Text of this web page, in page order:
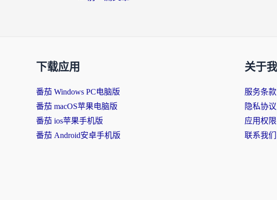
下载应用
番茄 Windows PC电脑版
番茄 macOS苹果电脑版
番茄 ios苹果手机版
番茄 Android安卓手机版
关于我
服务条款
隐私协议
应用权限
联系我们